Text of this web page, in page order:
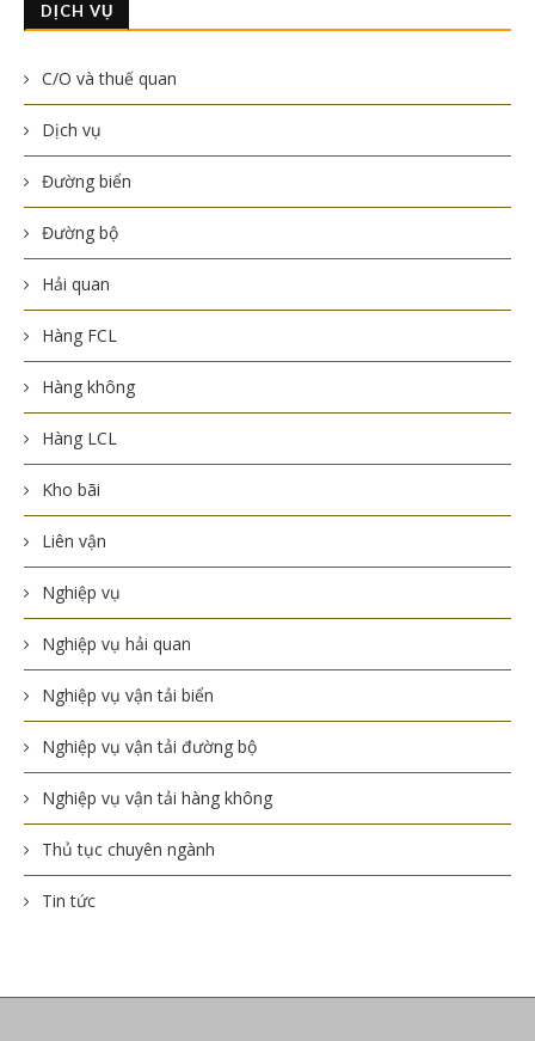
DỊCH VỤ
C/O và thuế quan
Dịch vụ
Đường biển
Đường bộ
Hải quan
Hàng FCL
Hàng không
Hàng LCL
Kho bãi
Liên vận
Nghiệp vụ
Nghiệp vụ hải quan
Nghiệp vụ vận tải biển
Nghiệp vụ vận tải đường bộ
Nghiệp vụ vận tải hàng không
Thủ tục chuyên ngành
Tin tức